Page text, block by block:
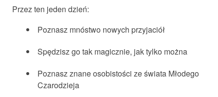
Przez ten jeden dzień:
Poznasz mnóstwo nowych przyjaciół
Spędzisz go tak magicznie, jak tylko można
Poznasz znane osobistości ze świata Młodego
Czarodzieja